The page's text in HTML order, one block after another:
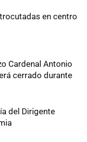
en centro
Cardenal Antonio
cerrado durante
del Dirigente